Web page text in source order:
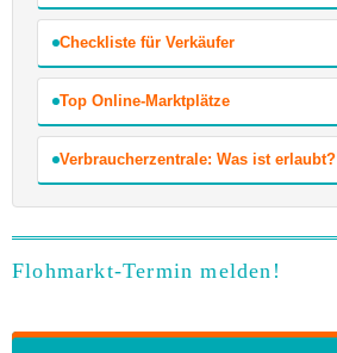
Checkliste für Verkäufer
Top Online-Marktplätze
Verbraucherzentrale: Was ist erlaubt?
Flohmarkt-Termin melden!